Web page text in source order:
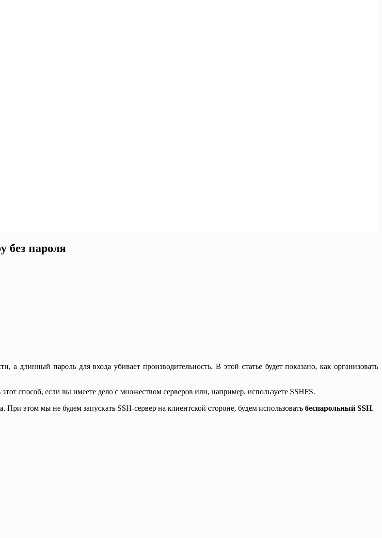
без пароля
а длинный пароль для входа убивает производительность. В этой статье будет показано, как организовать
способ, если вы имеете дело с множеством серверов или, например, используете SSHFS.
этом мы не будем запускать SSH-сервер на клиентской стороне, будем использовать беспарольный SSH.